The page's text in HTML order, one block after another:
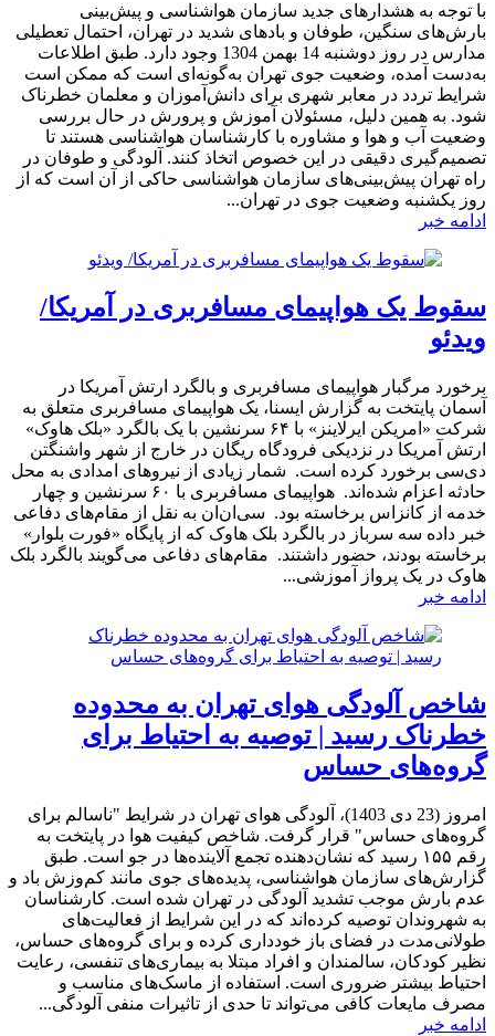
با توجه به هشدارهای جدید سازمان هواشناسی و پیش‌بینی
بارش‌های سنگین، طوفان و بادهای شدید در تهران، احتمال تعطیلی
مدارس در روز دوشنبه 14 بهمن 1304 وجود دارد. طبق اطلاعات
به‌دست آمده، وضعیت جوی تهران به‌گونه‌ای است که ممکن است
شرایط تردد در معابر شهری برای دانش‌آموزان و معلمان خطرناک
شود. به همین دلیل، مسئولان آموزش و پرورش در حال بررسی
وضعیت آب و هوا و مشاوره با کارشناسان هواشناسی هستند تا
تصمیم‌گیری دقیقی در این خصوص اتخاذ کنند. آلودگی و طوفان در
راه تهران پیش‌بینی‌های سازمان هواشناسی حاکی از آن است که از
روز یکشنبه وضعیت جوی در تهران...
ادامه خبر
سقوط یک هواپیمای مسافربری در آمریکا/
ویدئو
برخورد مرگبار هواپیمای مسافربری و بالگرد ارتش آمریکا در
آسمان پایتخت به گزارش ایسنا، یک هواپیمای مسافربری متعلق به
شرکت «امریکن ایرلاینز» با ۶۴ سرنشین با یک بالگرد «بلک هاوک»
ارتش آمریکا در نزدیکی فرودگاه ریگان در خارج از شهر واشنگتن‌
دی‌سی برخورد کرده است. شمار زیادی از نیروهای امدادی به محل
حادثه اعزام شده‌اند. هواپیمای مسافربری با ۶۰ سرنشین و چهار
خدمه از کانزاس برخاسته بود. سی‌ان‌ان به نقل از مقام‌های دفاعی
خبر داده سه سرباز در بالگرد بلک هاوک که از پایگاه «فورت بلوار»
برخاسته بودند، حضور داشتند. مقام‌های دفاعی می‌گویند بالگرد بلک
هاوک در یک پرواز آموزشی...
ادامه خبر
شاخص آلودگی هوای تهران به محدوده
خطرناک رسید | توصیه به احتیاط برای
گروه‌های حساس
امروز (23 دی 1403)، آلودگی هوای تهران در شرایط "ناسالم برای
گروه‌های حساس" قرار گرفت. شاخص کیفیت هوا در پایتخت به
رقم ۱۵۵ رسید که نشان‌دهنده تجمع آلاینده‌ها در جو است. طبق
گزارش‌های سازمان هواشناسی، پدیده‌های جوی مانند کم‌وزش باد و
عدم بارش موجب تشدید آلودگی در تهران شده است. کارشناسان
به شهروندان توصیه کرده‌اند که در این شرایط از فعالیت‌های
طولانی‌مدت در فضای باز خودداری کرده و برای گروه‌های حساس،
نظیر کودکان، سالمندان و افراد مبتلا به بیماری‌های تنفسی، رعایت
احتیاط بیشتر ضروری است. استفاده از ماسک‌های مناسب و
مصرف مایعات کافی می‌تواند تا حدی از تاثیرات منفی آلودگی...
ادامه خبر